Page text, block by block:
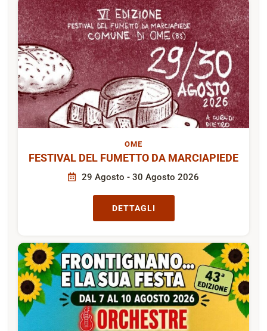
OME
FESTIVAL DEL FUMETTO DA MARCIAPIEDE
29 Agosto - 30 Agosto 2026
DETTAGLI